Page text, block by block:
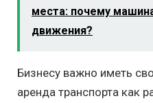
места: почему
движения?
Бизнесу важно иметь
аренда транспорта как